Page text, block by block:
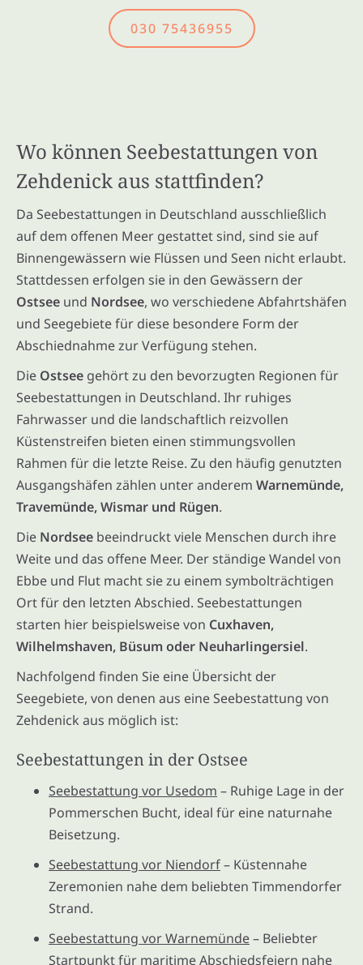
030 75436955
Wo können Seebestattungen von
Zehdenick aus stattfinden?
Da Seebestattungen in Deutschland ausschließlich
auf dem offenen Meer gestattet sind, sind sie auf
Binnengewässern wie Flüssen und Seen nicht erlaubt.
Stattdessen erfolgen sie in den Gewässern der
Ostsee und Nordsee, wo verschiedene Abfahrtshäfen
und Seegebiete für diese besondere Form der
Abschiednahme zur Verfügung stehen.
Die Ostsee gehört zu den bevorzugten Regionen für
Seebestattungen in Deutschland. Ihr ruhiges
Fahrwasser und die landschaftlich reizvollen
Küstenstreifen bieten einen stimmungsvollen
Rahmen für die letzte Reise. Zu den häufig genutzten
Ausgangshäfen zählen unter anderem Warnemünde,
Travemünde, Wismar und Rügen.
Die Nordsee beeindruckt viele Menschen durch ihre
Weite und das offene Meer. Der ständige Wandel von
Ebbe und Flut macht sie zu einem symbolträchtigen
Ort für den letzten Abschied. Seebestattungen
starten hier beispielsweise von Cuxhaven,
Wilhelmshaven, Büsum oder Neuharlingersiel.
Nachfolgend finden Sie eine Übersicht der
Seegebiete, von denen aus eine Seebestattung von
Zehdenick aus möglich ist:
Seebestattungen in der Ostsee
Seebestattung vor Usedom – Ruhige Lage in der
Pommerschen Bucht, ideal für eine naturnahe
Beisetzung.
Seebestattung vor Niendorf– Küstennahe
Zeremonien nahe dem beliebten Timmendorfer
Strand.
Seebestattung vor Warnemünde– Beliebter
Startpunkt für maritime Abschiedsfeiern nahe